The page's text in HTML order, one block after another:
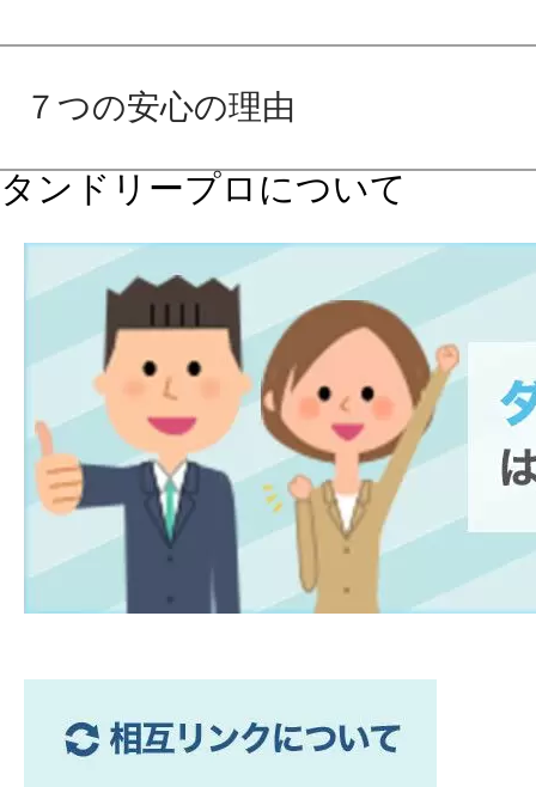
７つの安心の理由
タンドリープロについて